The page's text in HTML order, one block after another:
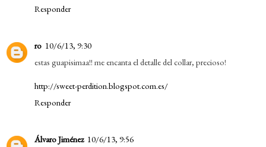
Responder
ro 10/6/13, 9:30
estas guapisimaa!! me encanta el detalle del collar, precioso!
http://sweet-perdition.blogspot.com.es/
Responder
Álvaro Jiménez 10/6/13, 9:56